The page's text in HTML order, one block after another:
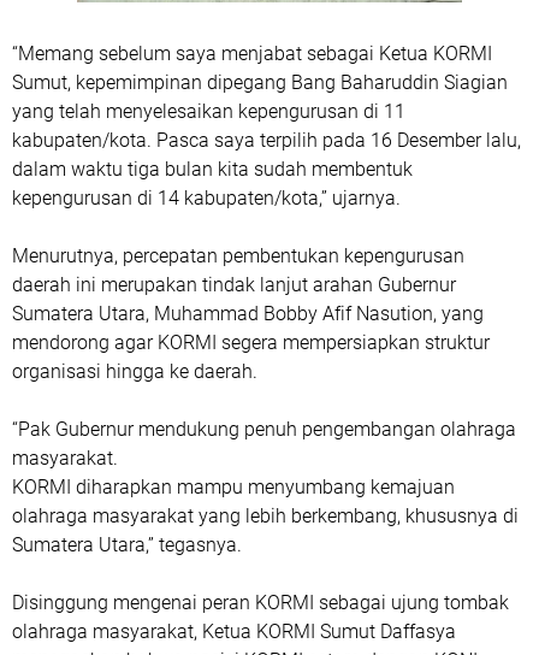
“Memang sebelum saya menjabat sebagai Ketua KORMI
Sumut, kepemimpinan dipegang Bang Baharuddin Siagian
yang telah menyelesaikan kepengurusan di 11
kabupaten/kota. Pasca saya terpilih pada 16 Desember lalu,
dalam waktu tiga bulan kita sudah membentuk
kepengurusan di 14 kabupaten/kota,” ujarnya.
Menurutnya, percepatan pembentukan kepengurusan
daerah ini merupakan tindak lanjut arahan Gubernur
Sumatera Utara, Muhammad Bobby Afif Nasution, yang
mendorong agar KORMI segera mempersiapkan struktur
organisasi hingga ke daerah.
“Pak Gubernur mendukung penuh pengembangan olahraga
masyarakat.
KORMI diharapkan mampu menyumbang kemajuan
olahraga masyarakat yang lebih berkembang, khususnya di
Sumatera Utara,” tegasnya.
Disinggung mengenai peran KORMI sebagai ujung tombak
olahraga masyarakat, Ketua KORMI Sumut Daffasya